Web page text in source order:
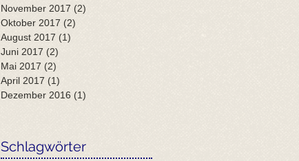
November 2017 (2)
Oktober 2017 (2)
August 2017 (1)
Juni 2017 (2)
Mai 2017 (2)
April 2017 (1)
Dezember 2016 (1)
Schlagwörter